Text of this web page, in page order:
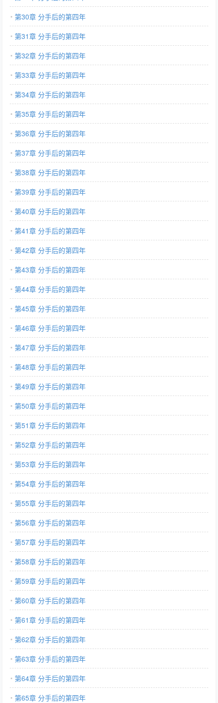
第30章 分手后的第四年
第31章 分手后的第四年
第32章 分手后的第四年
第33章 分手后的第四年
第34章 分手后的第四年
第35章 分手后的第四年
第36章 分手后的第四年
第37章 分手后的第四年
第38章 分手后的第四年
第39章 分手后的第四年
第40章 分手后的第四年
第41章 分手后的第四年
第42章 分手后的第四年
第43章 分手后的第四年
第44章 分手后的第四年
第45章 分手后的第四年
第46章 分手后的第四年
第47章 分手后的第四年
第48章 分手后的第四年
第49章 分手后的第四年
第50章 分手后的第四年
第51章 分手后的第四年
第52章 分手后的第四年
第53章 分手后的第四年
第54章 分手后的第四年
第55章 分手后的第四年
第56章 分手后的第四年
第57章 分手后的第四年
第58章 分手后的第四年
第59章 分手后的第四年
第60章 分手后的第四年
第61章 分手后的第四年
第62章 分手后的第四年
第63章 分手后的第四年
第64章 分手后的第四年
第65章 分手后的第四年